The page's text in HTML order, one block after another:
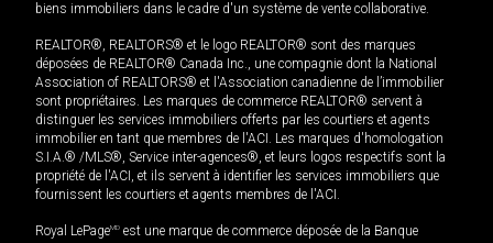
biens immobiliers dans le cadre d'un système de vente collaborative.
REALTOR®, REALTORS® et le logo REALTOR® sont des marques
déposées de REALTOR® Canada Inc., une compagnie dont la National
Association of REALTORS® et l'Association canadienne de l’immobilier
sont propriétaires. Les marques de commerce REALTOR® servent à
distinguer les services immobiliers offerts par les courtiers et agents
immobilier en tant que membres de l'ACI. Les marques d'homologation
S.I.A.® /MLS®, Service inter-agences®, et leurs logos respectifs sont la
propriété de l'ACI, et ils servent à identifier les services immobiliers que
fournissent les courtiers et agents membres de l'ACI.
Royal LePageMD est une marque de commerce déposée de la Banque